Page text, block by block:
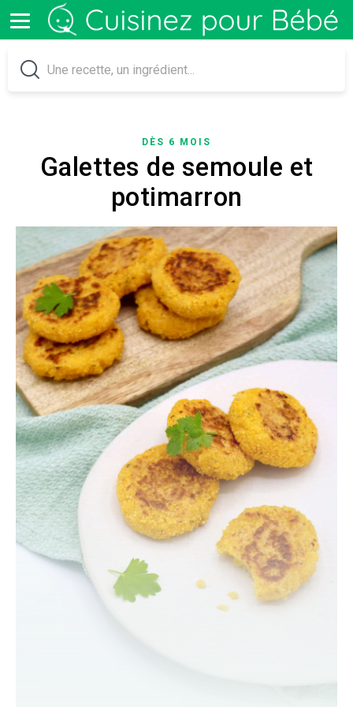
DÈS 6 MOIS
Galettes de semoule et
potimarron